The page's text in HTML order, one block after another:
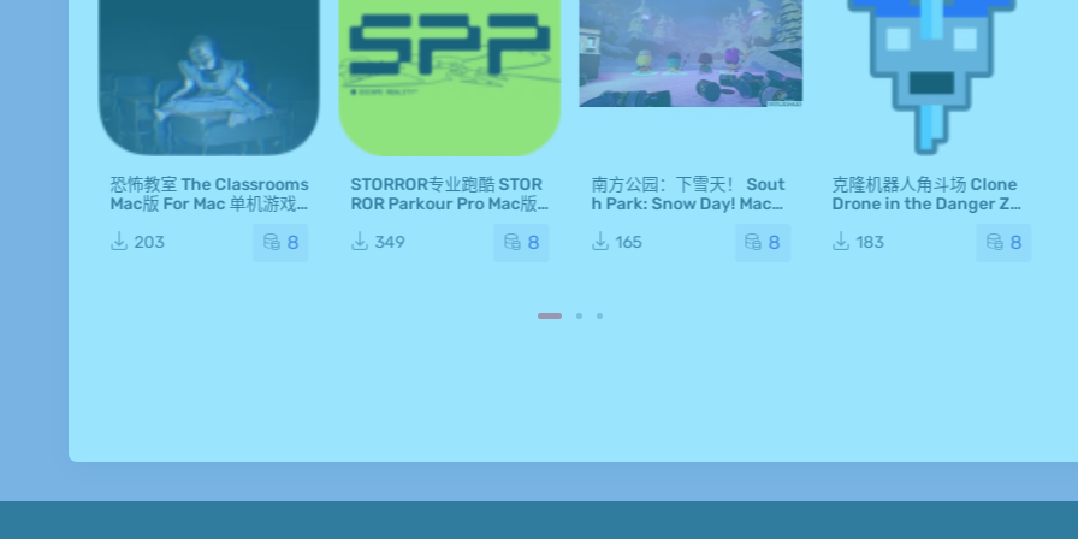
恐怖教室 The Classrooms
Mac版 For Mac 单机游戏
203
8
STORROR专业跑酷 STOR
ROR Parkour Pro Mac版
戏 349 8
南方公园：下雪天！ Sout
h Park: Snow Day! Mac版
戏 165 8
克隆机器人角斗场 Clone
Drone in the Danger Zon
戏 Mac游戏
183 8